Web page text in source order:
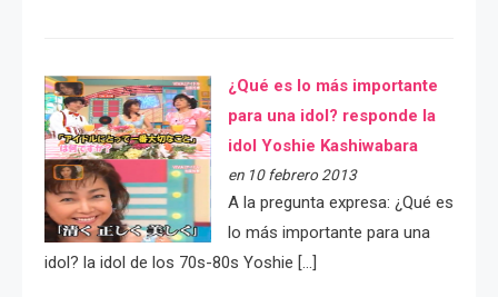
¿Qué es lo más importante
para una idol? responde la
idol Yoshie Kashiwabara
en 10 febrero 2013
A la pregunta expresa: ¿Qué es
lo más importante para una
idol? la idol de los 70s-80s Yoshie […]